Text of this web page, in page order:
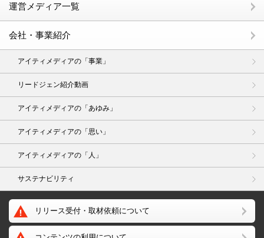
運営メディア一覧
会社・事業紹介
アイティメディアの「事業」
リードジェン紹介動画
アイティメディアの「あゆみ」
アイティメディアの「思い」
アイティメディアの「人」
サステナビリティ
リリース受付・取材依頼について